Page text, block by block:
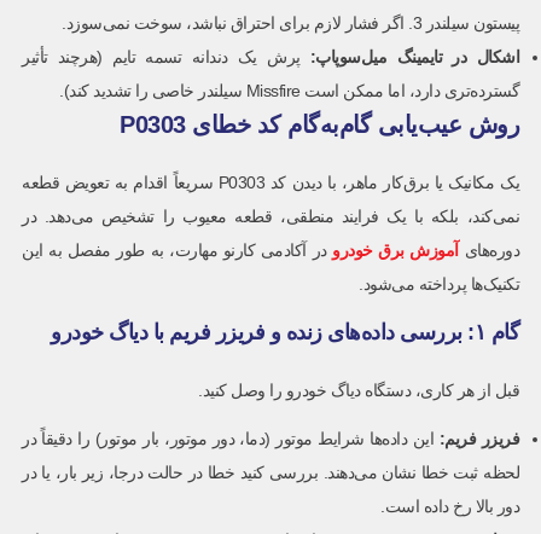
پیستون سیلندر 3. اگر فشار لازم برای احتراق نباشد، سوخت نمی‌سوزد.
اشکال در تایمینگ میل‌سوپاپ: پرش یک دندانه تسمه تایم (هرچند تأثیر
گسترده‌تری دارد، اما ممکن است Missfire سیلندر خاصی را تشدید کند).
روش عیب‌یابی گام‌به‌گام کد خطای P0303
یک مکانیک یا برق‌کار ماهر، با دیدن کد P0303 سریعاً اقدام به تعویض قطعه
نمی‌کند، بلکه با یک فرایند منطقی، قطعه معیوب را تشخیص می‌دهد. در
دوره‌های
آموزش برق خودرو در آکادمی کارنو مهارت، به طور مفصل به این
تکنیک‌ها پرداخته می‌شود.
گام ۱: بررسی داده‌های زنده و فریزر فریم با دیاگ خودرو
قبل از هر کاری، دستگاه دیاگ خودرو را وصل کنید.
فریزر فریم: این داده‌ها شرایط موتور (دما، دور موتور، بار موتور) را دقیقاً در
لحظه ثبت خطا نشان می‌دهند. بررسی کنید خطا در حالت درجا، زیر بار، یا در
دور بالا رخ داده است.